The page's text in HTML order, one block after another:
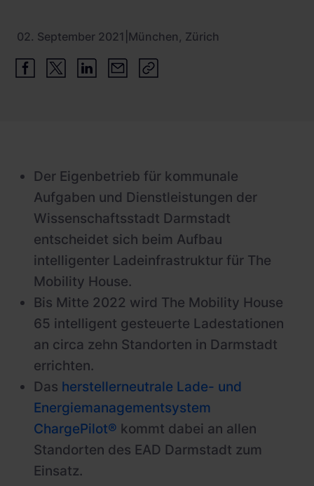
Ladesäulen
PV-fähige Wallboxen
Ladekabel
Zubehör
B-Ware
Hersteller
Gewerbespeicher
02. September 2021 München, Zürich
Der Eigenbetrieb für kommunale
Aufgaben und Dienstleistungen der
Wissenschaftsstadt Darmstadt
entscheidet sich beim Aufbau
intelligenter Ladeinfrastruktur für The
Mobility House.
Bis Mitte 2022 wird The Mobility House
65 intelligent gesteuerte Ladestationen
an circa zehn Standorten in Darmstadt
errichten.
Das herstellerneutrale Lade- und
Energiemanagementsystem
ChargePilot® kommt dabei an allen
Standorten des EAD Darmstadt zum
Einsatz.